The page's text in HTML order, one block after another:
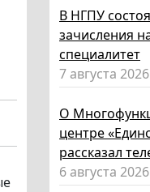
В НГПУ
зачисления
специалитет
7 августа 2026
О
центре
рассказал
6 августа 2026